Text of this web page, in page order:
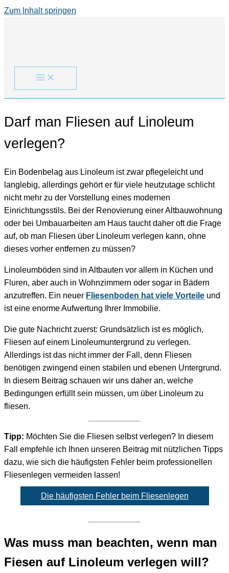
Zum Inhalt springen
Darf man Fliesen auf Linoleum
verlegen?
Ein Bodenbelag aus Linoleum ist zwar pflegeleicht und
langlebig, allerdings gehört er für viele heutzutage schlicht
nicht mehr zu der Vorstellung eines modernen
Einrichtungsstils. Bei der Renovierung einer Altbauwohnung
oder bei Umbauarbeiten am Haus taucht daher oft die Frage
auf, ob man Fliesen über Linoleum verlegen kann, ohne
dieses vorher entfernen zu müssen?
Linoleumböden sind in Altbauten vor allem in Küchen und
Fluren, aber auch in Wohnzimmern oder sogar in Bädern
anzutreffen. Ein neuer Fliesenboden hat viele Vorteile und
ist eine enorme Aufwertung Ihrer Immobilie.
Die gute Nachricht zuerst: Grundsätzlich ist es möglich,
Fliesen auf einem Linoleumuntergrund zu verlegen.
Allerdings ist das nicht immer der Fall, denn Fliesen
benötigen zwingend einen stabilen und ebenen Untergrund.
In diesem Beitrag schauen wir uns daher an, welche
Bedingungen erfüllt sein müssen, um über Linoleum zu
fliesen.
Tipp: Möchten Sie die Fliesen selbst verlegen? In diesem
Fall empfehle ich Ihnen unseren Beitrag mit nützlichen Tipps
dazu, wie sich die häufigsten Fehler beim professionellen
Fliesenlegen vermeiden lassen!
Die häufigsten Fehler beim Fliesenlegen
Was muss man beachten, wenn man
Fiesen auf Linoleum verlegen will?